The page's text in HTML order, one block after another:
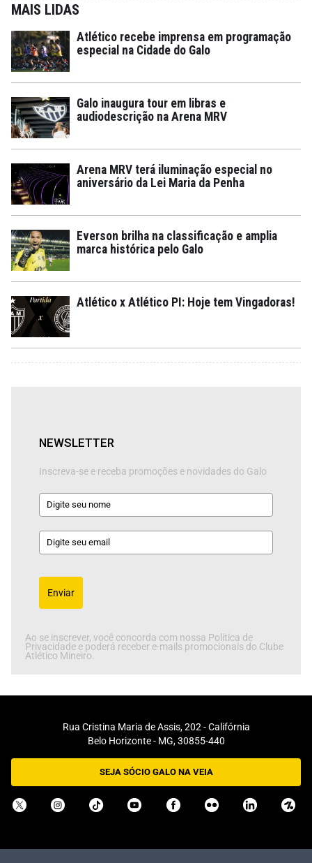
MAIS LIDAS
Atlético recebe imprensa em programação
especial na Cidade do Galo
Galo inaugura tour em libras e
audiodescrição na Arena MRV
Arena MRV terá iluminação especial no
aniversário da Lei Maria da Penha
Everson brilha na classificação e amplia
marca histórica pelo Galo
Atlético x Atlético PI: Hoje tem Vingadoras!
NEWSLETTER
Inscreva-se e receba promoções e novidades do Galo
Enviar
Ao se inscrever, você concorda com nossa Política de
Privacidade e poderá receber e-mails promocionais do Clube
Atlético Mineiro.
Rua Cristina Maria de Assis, 202 - Califórnia
Belo Horizonte - MG, 30855-440
SEJA SÓCIO GALO NA VEIA